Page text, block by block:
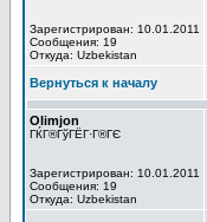
Зарегистрирован: 10.01.2011
Сообщения: 19
Откуда: Uzbekistan
Вернуться к началу
Olimjon
ГЌГ®ГўГЁГ·Г®ГЄ
Зарегистрирован: 10.01.2011
Сообщения: 19
Откуда: Uzbekistan